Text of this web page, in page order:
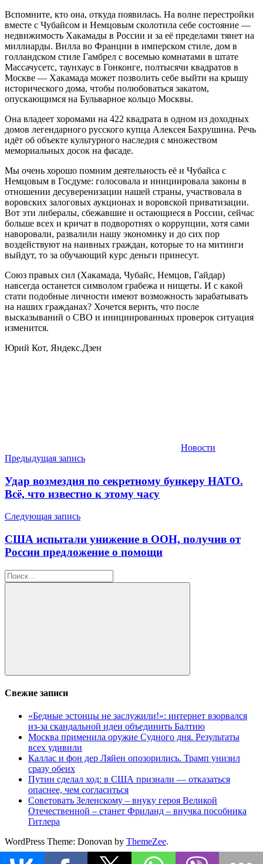
Вспомните, кто она, откуда появилась. На волне перестройки
вместе с Чубайсом и Немцовым сколотила себе состояние —
недвижимость Хакамады в России и за её пределами тянет на
миллиарды. Вилла во Франции в имперском стиле, дом в
голландском стиле Гамбрел с восемью комнатами в штате
Массачусетс, таунхаус в Гонконге, полтысячи квадратов в
Москве — Хакамада может позволить себе выйти на крышу
исторического дома, чтобы полюбоваться закатом,
опускающимся на Бульварное кольцо Москвы.
Она владеет хоромами на 422 квадрата в одном из доходных
домов легендарного русского купца Алексея Бахрушина. Речь
идёт об объекте культурного наследия с множеством
мемориальных досок на фасаде.
Мы очень хорошо помним деятельность её и Чубайса с
Немцовым в Госдуме: голосовала и инициировала законы в
отношении десуверенизации нашей страны, участвовала в
воровских залоговых аукционах и воровской приватизации.
Вот эти либералы, сбежавшие и остающиеся в России, сейчас
больше всех и кричат в подворотнях о коррупции, хотя сами
наворовали, развалили нашу экономику и до сих пор
воздействуют на наивных граждан, которые то на митинги
выйдут, то за обучающий курс деньги принесут.
Союз правых сил (Хакамада, Чубайс, Немцов, Гайдар)
навсегда останется символом грабежа и нищеты. И с какой
стати подобные личности имеют возможность зарабатывать
на наших гражданах? Хочется верить, что после
высказываний о СВО и инициированных проверок ситуация
изменится.
Юрий Кот, Яндекс.Дзен
Новости
Навигация
по
записям
Предыдущая запись
Удар возмездия по секретному бункеру НАТО.
Всё, что известно к этому часу
Следующая запись
США испытали унижение в ООН, получив от
России предложение о помощи
Найти:
Поиск
Свежие записи
«Бедные эстонцы не заслужили!»: интернет взорвался
из-за скандальной идеи объединить Балтию
Москва применила оружие Судного дня. Результаты
всех удивили
Каллас и фон дер Ляйен опозорились. Трамп унизил
сразу обеих
Путин сделал ход: в США признали — отказаться
опаснее, чем согласиться
Советовать Зеленскому – внуку героя Великой
Отечественной – станет Фриланд – внучка пособника
Гитлера
WordPress Theme: Donovan by ThemeZee.